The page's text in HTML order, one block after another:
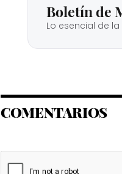
Boletín de
Lo esencial de
COMENTARIOS